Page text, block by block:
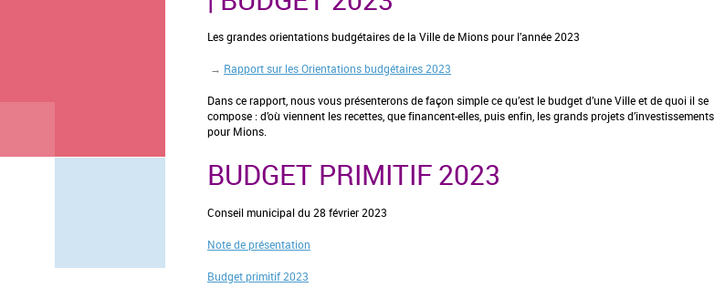
Les grandes orientations budgétaires de la Ville de Mions pour l’année 2023
→ Rapport sur les Orientations budgétaires 2023
Dans ce rapport, nous vous présenterons de façon simple ce qu’est le budget d’une Ville et de quoi il se
compose : d’où viennent les recettes, que financent-elles, puis enfin, les grands projets d’investissements
pour Mions.
BUDGET PRIMITIF 2023
Conseil municipal du 28 février 2023
Note de présentation
Budget primitif 2023